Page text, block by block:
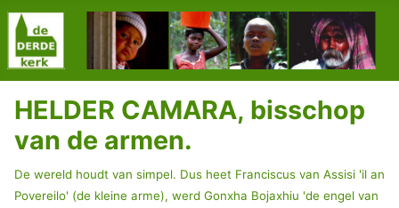
HELDER CAMARA, bisschop
van de armen.
De wereld houdt van simpel. Dus heet Franciscus van Assisi 'il an
Povereilo' (de kleine arme), werd Gonxha Bojaxhiu 'de engel van